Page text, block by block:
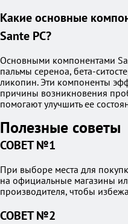
Какие основные
Sante PC?
Основными компонентами
пальмы сереноа, бета-
ликопин. Эти компоненты
причины возникновения
помогают улучшить ее
Полезные советы
СОВЕТ №1
При выборе места для
на официальные магазины
производителя, чтобы
СОВЕТ №2